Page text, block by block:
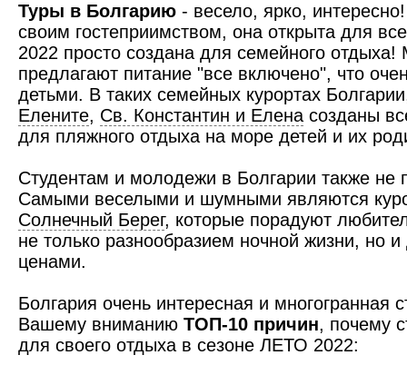
Туры в Болгарию - весело, ярко,
своим гостеприимством, она открыта для
2022 просто создана для семейного отдыха!
предлагают питание "все включено", что
детьми. В таких семейных курортах
Елените, Св. Константин и Еленасозданы
для пляжного отдыха на море детей и их
Студентам и молодежи в Болгарии также не
Самыми веселыми и шумными являются
Солнечный Берег, которые порадуют
не только разнообразием ночной жизни, но
ценами.
Болгария очень интересная и многогранная
Вашему вниманию ТОП-10 причин, почему
для своего отдыха в сезоне ЛЕТО 2022: